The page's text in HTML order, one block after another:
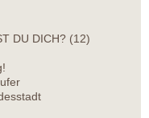
DU DICH? (12)